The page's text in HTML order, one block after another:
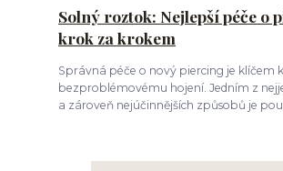
Solný roztok: Nejlepší péče o
krok za krokem
Správná péče o nový piercing je klíčem
bezproblémovému hojení. Jedním z
a zároveň nejúčinnějších způsobů je